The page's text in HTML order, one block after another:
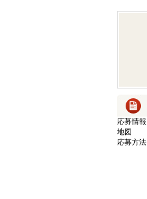
応募情報
地図
応募方法